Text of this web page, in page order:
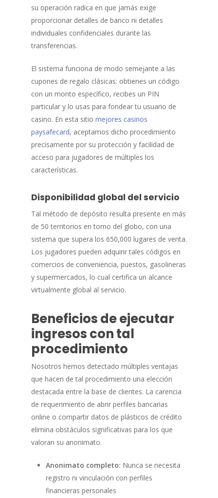
su operación radica en que jamás exige
proporcionar detalles de banco ni detalles
individuales confidenciales durante las
transferencias.
El sistema funciona de modo semejante a las
cupones de regalo clásicas: obtienes un código
con un monto específico, recibes un PIN
particular y lo usas para fondear tu usuario de
casino. En esta sitio mejores casinos
paysafecard, aceptamos dicho procedimiento
precisamente por su protección y facilidad de
acceso para jugadores de múltiples los
características.
Disponibilidad global del servicio
Tal método de depósito resulta presente en más
de 50 territorios en torno del globo, con una
sistema que supera los 650,000 lugares de venta.
Los jugadores pueden adquirir tales códigos en
comercios de conveniencia, puestos, gasolineras
y supermercados, lo cual certifica un alcance
virtualmente global al servicio.
Beneficios de ejecutar
ingresos con tal
procedimiento
Nosotros hemos detectado múltiples ventajas
que hacen de tal procedimiento una elección
destacada entre la base de clientes. La carencia
de requerimiento de abrir perfiles bancarias
online o compartir datos de plásticos de crédito
elimina obstáculos significativas para los que
valoran su anonimato.
Anonimato completo: Nunca se necesita
registro ni vinculación con perfiles
financieras personales